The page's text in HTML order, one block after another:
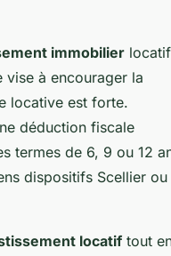
immobilier locatif
vise à encourager la
locative est forte.
déduction fiscale
termes de 6, 9 ou 12
dispositifs Scellier ou
locatif tout